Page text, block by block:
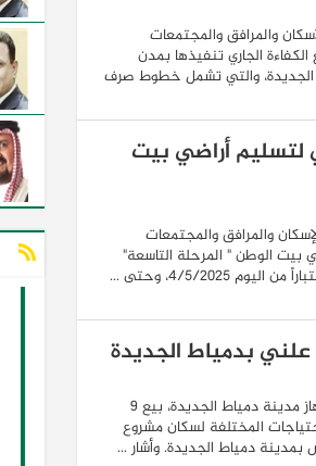
والمرافق والمجتمعات
الكفاءة الجاري تنفيذها بمدن
الجديدة، والتي تشمل خطوط صرف
لتسليم أراضي بيت
والمرافق والمجتمعات
بيت الوطن " المرحلة التاسعة"
4/5/2025، وحتى ...
بدمياط الجديدة
أعلن المهندس أشرف فتحي، رئيس جهاز مدينة دمياط الجديدة، بيع 9
المختلفة لسكان مشروع